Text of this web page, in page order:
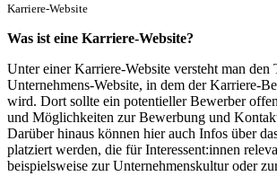
Karriere-Website
Was ist eine Karriere-Website?
Unter einer Karriere-Website versteht man den
Unternehmens-Website, in dem der Karriere-
wird. Dort sollte ein potentieller Bewerber
und Möglichkeiten zur Bewerbung und
Darüber hinaus können hier auch Infos über
platziert werden, die für Interessent:innen
beispielsweise zur Unternehmenskultur oder